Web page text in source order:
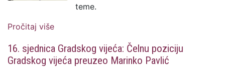
teme.
Pročitaj više
ovogodišnjeg Proračuna
16. sjednica Gradskog vijeća: Čelnu poziciju
Gradskog vijeća preuzeo Marinko Pavlić